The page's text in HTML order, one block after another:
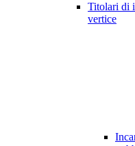
Titolari di
vertice